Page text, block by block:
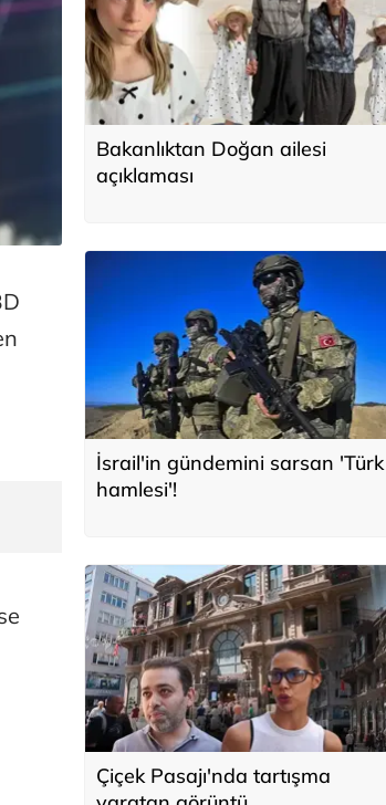
Bakanlıktan Doğan ailesi
açıklaması
İsrail'in gündemini sarsan 'Türk
hamlesi'!
Çiçek Pasajı'nda tartışma